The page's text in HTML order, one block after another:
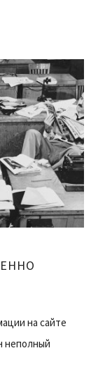
на сайте
неполный